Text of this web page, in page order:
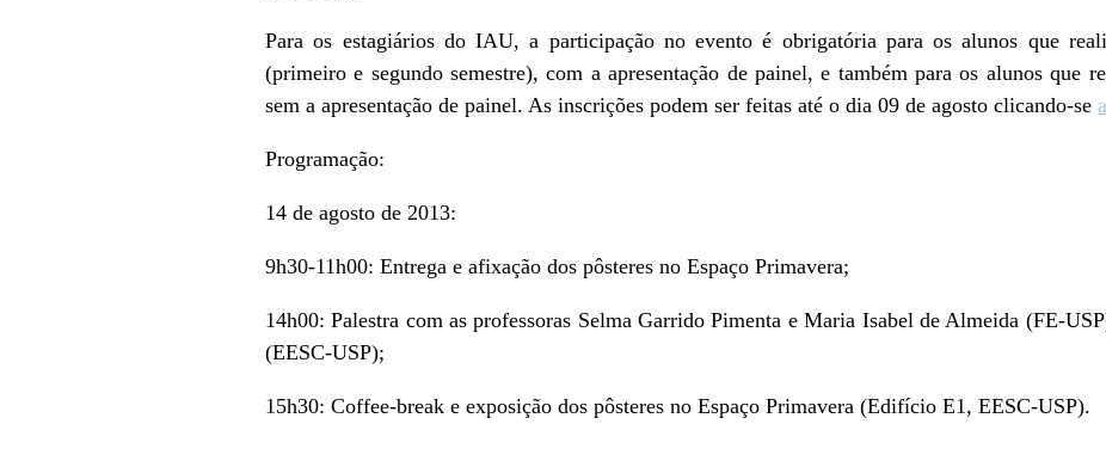
Para os estagiários do IAU, a participação no evento é obrigatória para os alunos que
(primeiro e segundo semestre), com a apresentação de painel, e também para os alunos que
sem a apresentação de painel. As inscrições podem ser feitas até o dia 09 de agosto clicando-se
Programação:
14 de agosto de 2013:
9h30-11h00: Entrega e afixação dos pôsteres no Espaço Primavera;
14h00: Palestra com as professoras Selma Garrido Pimenta e Maria Isabel de Almeida (FE-
(EESC-USP);
15h30: Coffee-break e exposição dos pôsteres no Espaço Primavera (Edifício E1, EESC-USP).